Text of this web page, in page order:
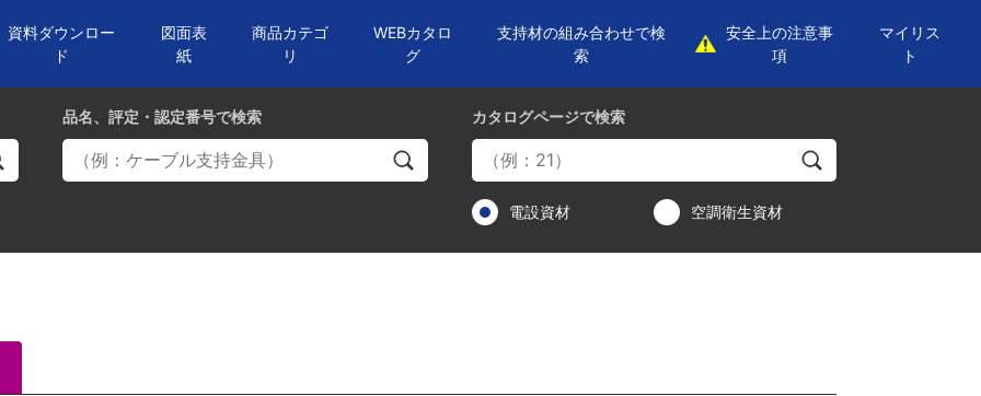
資料ダウンロー
ド
図面表
紙
商品カテゴ
リ
WEBカタロ
グ
支持材の組み合わせで検
索
安全上の注意事
項
マイリス
ト
カタログページで検索
電設資材 空調衛生資材
品名、評定・認定番号で検索